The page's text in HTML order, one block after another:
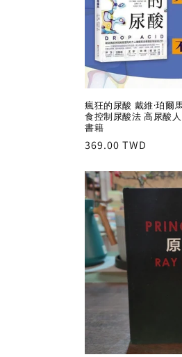
瘋狂的尿酸 戴維·珀爾
食控制尿酸法 高尿酸
書籍
Regular
369.00 TWD